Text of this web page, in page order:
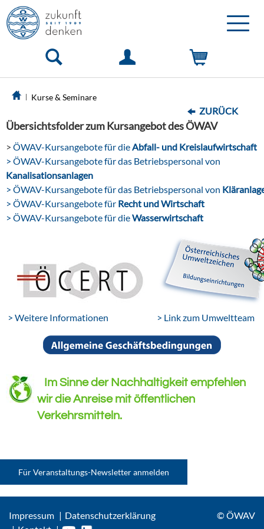
Toggle
Kurse & Seminare
ZURÜCK
Übersichtsfolder zum Kursangebot des ÖWAV
> ÖWAV-Kursangebote für dieAbfall- und Kreislaufwirtschaft
> ÖWAV-Kursangebote für das Betriebspersonal von
Kanalisationsanlagen
> ÖWAV-Kursangebote für das Betriebspersonal von
> ÖWAV-Kursangebote für Recht und Wirtschaft
> ÖWAV-Kursangebote für dieWasserwirtschaft
> Weitere Informationen > Link zum Umweltteam
Im Sinne der Nachhaltigkeit empfehlen
wir die Anreise mit öffentlichen
Verkehrsmitteln.
Für Veranstaltungs-Newsletter anmelden
Impressum
Datenschutzerklärung
© ÖWAV